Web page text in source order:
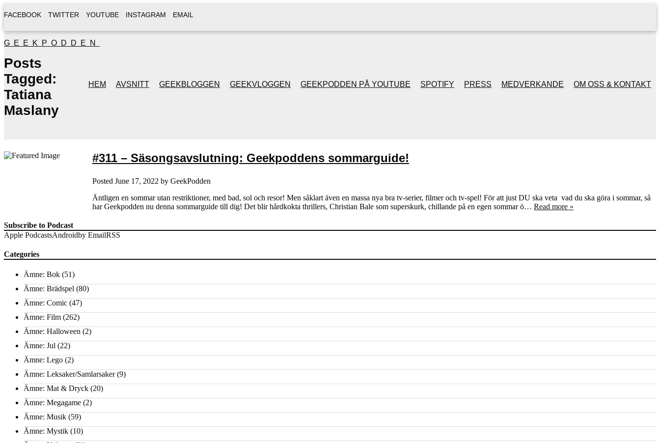
FACEBOOK TWITTER YOUTUBE INSTAGRAM EMAIL
GEEKPODDEN
HEM AVSNITT GEEKBLOGGEN GEEKVLOGGEN GEEKPODDEN PÅ YOUTUBE
& FILIPH
GEEKPODDENS
JULSPECIALER 2013
SPOTIFY PRESS MEDVERKANDE OM OSS & KONTAKT
Posts
Tagged:
Tatiana
Maslany
#311 – Säsongsavslutning: Geekpoddens sommarguide!
Posted June 17, 2022 by GeekPodden
Äntligen en sommar utan restriktioner, med bad, sol och resor! Men såklart även en massa nya bra tv-serier, filmer och tv-spel! För att just DU ska veta vad du ska göra i sommar, så
har Geekpodden nu denna sommarguide till dig! Det blir hårdkokta thrillers, Christian Bale som superskurk, chillande på en egen sommar ö… Read more »
Subscribe to Podcast
Apple PodcastsAndroidby EmailRSS
Categories
Ämne: Bok (51)
Ämne: Brädspel (80)
Ämne: Comic (47)
Ämne: Film (262)
Ämne: Halloween (2)
Ämne: Jul (22)
Ämne: Lego (2)
Ämne: Leksaker/Samlarsaker(9)
Ämne: Mat & Dryck (20)
Ämne: Megagame (2)
Ämne: Musik (59)
Ämne: Mystik (10)